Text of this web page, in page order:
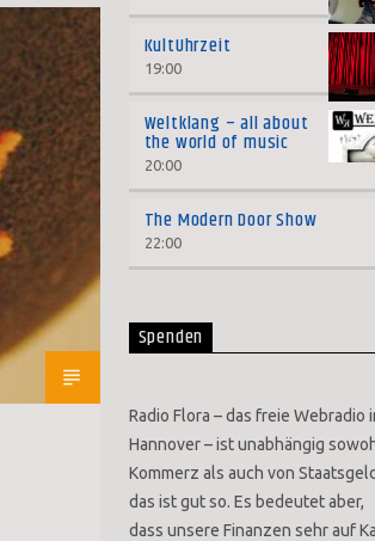
KultUhrzeit
19:00
Weltklang – all about
the world of music
20:00
The Modern Door Show
22:00
Spenden
Radio Flora – das freie Webradio
Hannover – ist unabhängig
Kommerz als auch von
das ist gut so. Es bedeutet aber,
dass unsere Finanzen sehr auf